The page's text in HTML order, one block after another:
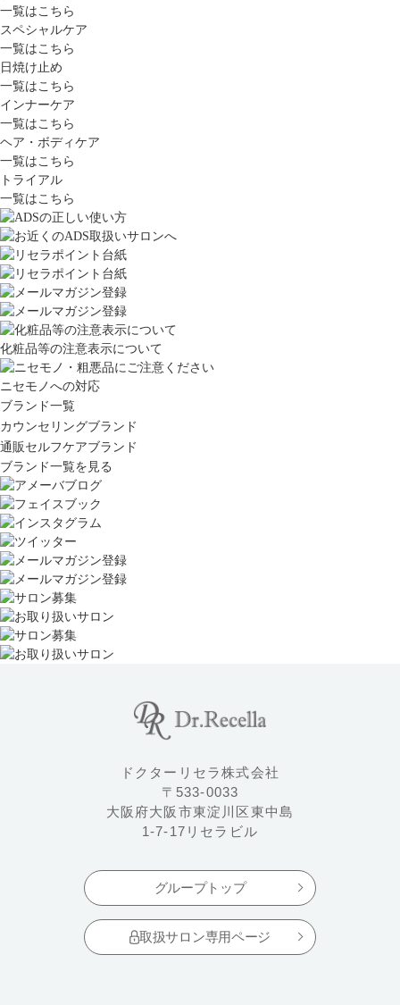
一覧はこちら
スペシャルケア
一覧はこちら
日焼け止め
一覧はこちら
インナーケア
一覧はこちら
ヘア・ボディケア
一覧はこちら
トライアル
一覧はこちら
化粧品等の注意表示について
ニセモノへの対応
ブランド一覧
カウンセリングブランド
通販セルフケアブランド
ブランド一覧を見る
ドクターリセラ株式会社
〒533-0033
大阪府大阪市東淀川区東中島
1-7-17リセラビル
グループトップ
取扱サロン専用ページ